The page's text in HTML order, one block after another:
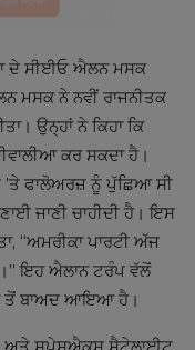
ਦੇ ਸੀਈਓ ਐਲਨ ਮਸਕ
ਮਸਕ ਨੇ ਨਵੀਂ ਰਾਜਨੀਤਕ
ਉਨ੍ਹਾਂ ਨੇ ਕਿਹਾ ਕਿ
ਕਰ ਸਕਦਾ ਹੈ।
ਫਾਲੋਅਰਜ਼ ਨੂੰ ਪੁੱਛਿਆ ਸੀ
ਜਾਣੀ ਚਾਹੀਦੀ ਹੈ। ਇਸ
“ਅਮਰੀਕਾ ਪਾਰਟੀ ਅੱਜ
ਇਹ ਐਲਾਨ ਟਰੰਪ ਵੱਲੋਂ
ਤੋਂ ਬਾਅਦ ਆਇਆ ਹੈ।